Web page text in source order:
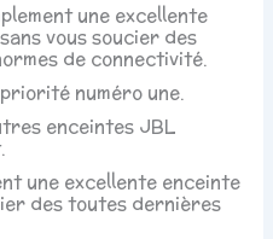
une excellente
vous soucier des
de connectivité.
numéro une.
enceintes JBL
une excellente enceinte
des toutes dernières